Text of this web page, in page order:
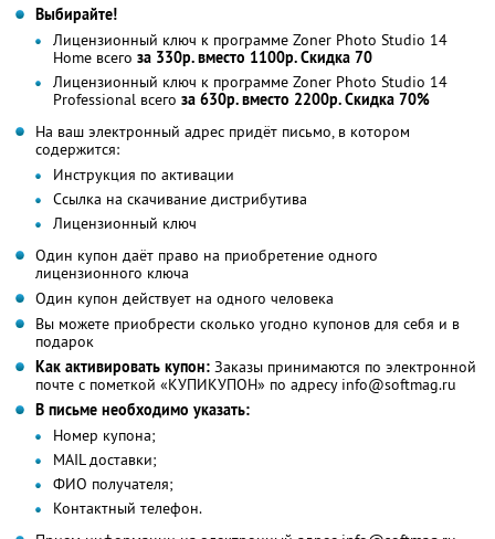
Выбирайте!
Лицензионный ключ к программе Zoner Photo Studio 14
Home всего за 330р. вместо 1100р. Скидка 70
Лицензионный ключ к программе Zoner Photo Studio 14
Professional всего за 630р. вместо 2200р. Скидка 70%
На ваш электронный адрес придёт письмо, в котором
содержится:
Инструкция по активации
Ссылка на скачивание дистрибутива
Лицензионный ключ
Один купон даёт право на приобретение одного
лицензионного ключа
Один купон действует на одного человека
Вы можете приобрести сколько угодно купонов для себя и в
подарок
Как активировать купон: Заказы принимаются по электронной
почте с пометкой «КУПИКУПОН» по адресу info@softmag.ru
В письме необходимо указать:
Номер купона;
MAIL доставки;
ФИО получателя;
Контактный телефон.